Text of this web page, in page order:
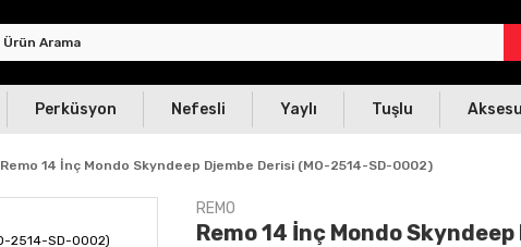
Perküsyon Nefesli Yaylı Tuşlu
Remo 14 İnç Mondo Skyndeep Djembe Derisi (MO-2514-SD-0002)
REMO
Remo 14 İnç Mondo